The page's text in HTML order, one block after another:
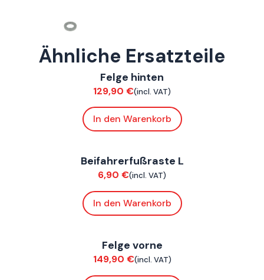
Ähnliche Ersatzteile
ConnE
Felge hinten
129,90 €(incl. VAT)
In den Warenkorb
Beifahrerfußraste L
6,90 €(incl. VAT)
In den Warenkorb
Felge vorne
149,90 €(incl. VAT)